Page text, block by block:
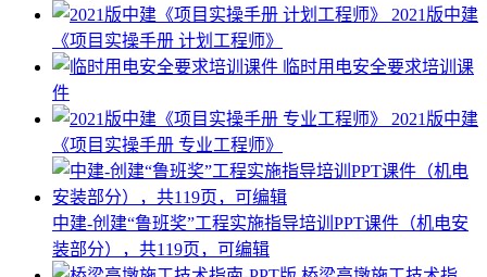
2021版中建
《项目实操手册 计划工程师》
临时用电安全要求培训课
件
2021版中建
《项目实操手册 专业工程师》
中建-创建“鲁班奖”工程实施指导培训PPT课件（机电安
装部分），共119页，可编辑